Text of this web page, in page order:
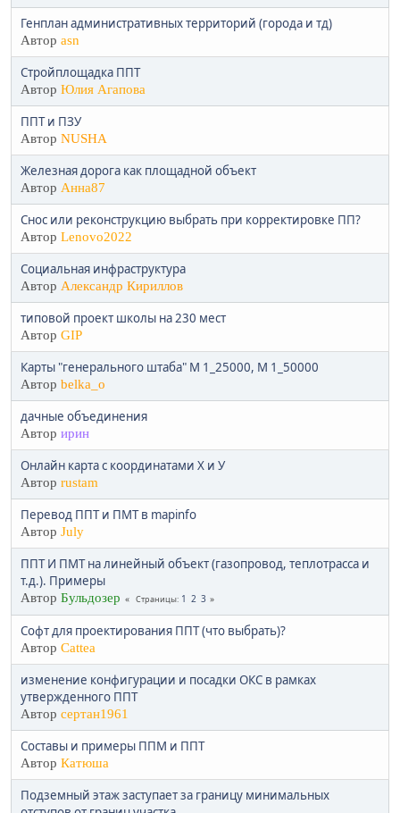
Генплан административных территорий (города и тд)
Автор asn
Стройплощадка ППТ
Автор Юлия Агапова
ППТ и ПЗУ
Автор NUSHA
Железная дорога как площадной объект
Автор Анна87
Снос или реконструкцию выбрать при корректировке ПП?
Автор Lenovo2022
Социальная инфраструктура
Автор Александр Кириллов
типовой проект школы на 230 мест
Автор GIP
Карты "генерального штаба" М 1_25000, М 1_50000
Автор belka_o
дачные объединения
Автор ирин
Онлайн карта с координатами Х и У
Автор rustam
Перевод ППТ и ПМТ в mapinfo
Автор July
ППТ И ПМТ на линейный объект (газопровод, теплотрасса и
т.д.). Примеры
Автор Бульдозер Страницы 1 2 3
Софт для проектирования ППТ (что выбрать)?
Автор Cattea
изменение конфигурации и посадки ОКС в рамках
утвержденного ППТ
Автор сертан1961
Составы и примеры ППМ и ППТ
Автор Катюша
Подземный этаж заступает за границу минимальных